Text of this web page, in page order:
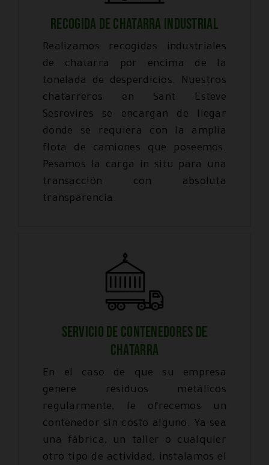
RECOGIDA DE CHATARRA INDUSTRIAL
Realizamos recogidas industriales
de chatarra por encima de la
tonelada de desperdicios. Nuestros
chatarreros en Sant Esteve
Sesrovires se encargan de llegar
donde se requiera con la amplia
flota de camiones que poseemos.
Pesamos la carga in situ para una
transacción con absoluta
transparencia.
SERVICIO DE CONTENEDORES DE
CHATARRA
En el caso de que su empresa
genere residuos metálicos
regularmente, le ofrecemos un
contenedor sin costo alguno. Ya sea
una fábrica, un taller o cualquier
otro tipo de actividad, instalamos el